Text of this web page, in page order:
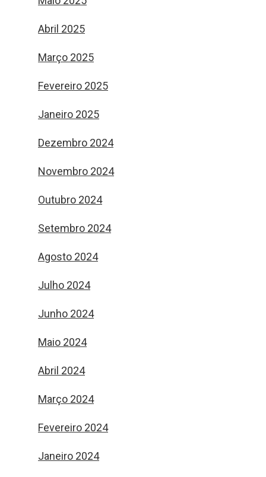
Abril 2025
Março 2025
Fevereiro 2025
Janeiro 2025
Dezembro 2024
Novembro 2024
Outubro 2024
Setembro 2024
Agosto 2024
Julho 2024
Junho 2024
Maio 2024
Abril 2024
Março 2024
Fevereiro 2024
Janeiro 2024